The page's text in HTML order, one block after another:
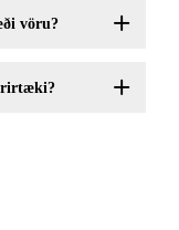
vöru?